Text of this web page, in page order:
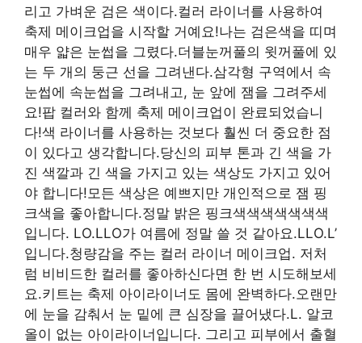
리고 가벼운 검은 색이다.컬러 라이너를 사용하여
축제 메이크업을 시작할 거예요!나는 검은색을 띠며
매우 얇은 눈썹을 그렸다.더블눈꺼풀의 윗꺼풀에 있
는 두 개의 둥근 선을 그려낸다.삼각형 구역에서 속
눈썹에 속눈썹을 그려내고, 눈 앞에 잼을 그려주세
요!팝 컬러와 함께 축제 메이크업이 완료되었습니
다!색 라이너를 사용하는 것보다 훨씬 더 중요한 점
이 있다고 생각합니다.당신의 피부 톤과 긴 색을 가
진 색깔과 긴 색을 가지고 있는 색상도 가지고 있어
야 합니다!모든 색상은 예쁘지만 개인적으로 잼 핑
크색을 좋아합니다.정말 밝은 핑크색색색색색색색
입니다. LO.LLO가 여름에 정말 쓸 것 같아요.LLO.L’
입니다.청량감을 주는 컬러 라이너 메이크업. 저처
럼 비비드한 컬러를 좋아하신다면 한 번 시도해보세
요.키트는 축제 아이라이너도 몸에 완벽하다.오랜만
에 눈을 감춰서 눈 밑에 큰 심장을 끌어냈다.L. 알코
올이 없는 아이라이너입니다. 그리고 피부에서 출혈